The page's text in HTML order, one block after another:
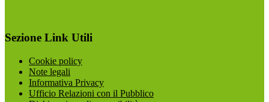
Sezione Link Utili
Cookie policy
Note legali
Informativa Privacy
Ufficio Relazioni con il Pubblico